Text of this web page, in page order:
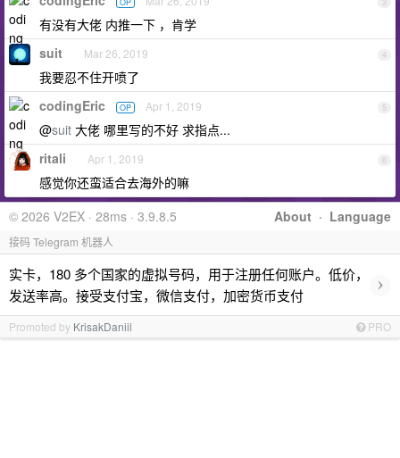
有没有大佬 内推一下 ，肯学
4
suit Mar 26, 2019
我要忍不住开喷了
5
codingEric OP Apr 1, 2019
@suit 大佬 哪里写的不好 求指点...
6
ritali Apr 1, 2019
感觉你还蛮适合去海外的嘛
About · Language
© 2026 V2EX · 28ms · 3.9.8.5
接码 Telegram 机器人
实卡，180 多个国家的虚拟号码，用于注册任何账户。低价，
发送率高。接受支付宝，微信支付，加密货币支付
›
Promoted by KrisakDaniil PRO